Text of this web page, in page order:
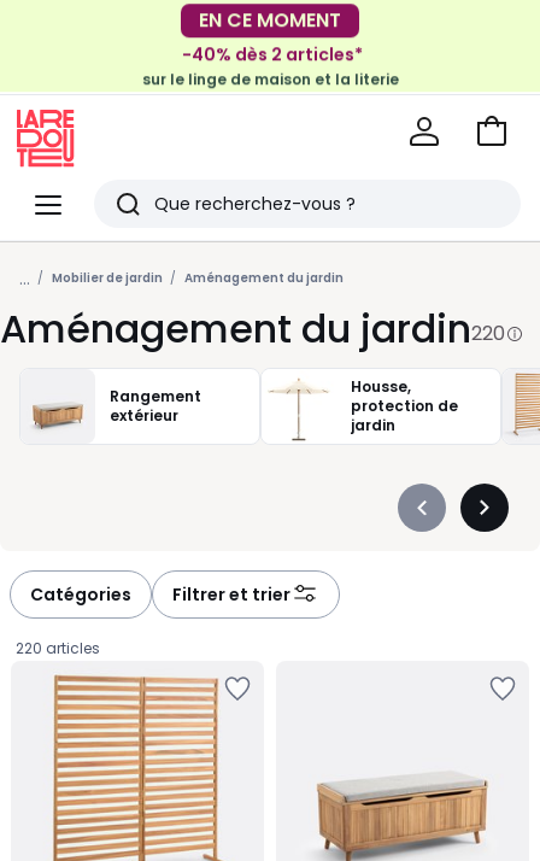
EN CE MOMENT
-30€ tous les 100€*
-40% dès 2 articles*
sur le linge de maison et la literie
Menu
Redoute
Rechercher
Derniers
articles
vus
Voir
... Mobilier de jardin Aménagement du jardin
Aménagement du jardin220
Rangement
extérieur
Housse,
protection de
jardin
Précédent
Catégories Filtrer et trier
220 articles